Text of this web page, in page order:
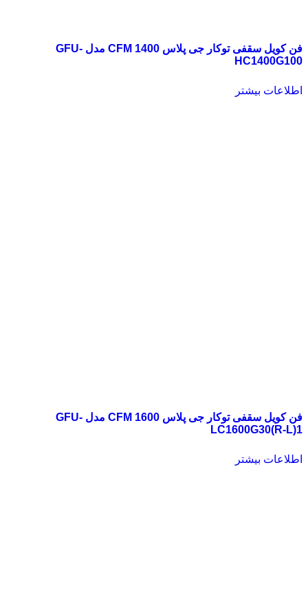
فن کویل سقفی توکار جی پلاس 1400 CFM مدل GFU-
HC1400G100
اطلاعات بیشتر
فن کویل سقفی توکار جی پلاس 1600 CFM مدل GFU-
LC1600G30(R-L)1
اطلاعات بیشتر